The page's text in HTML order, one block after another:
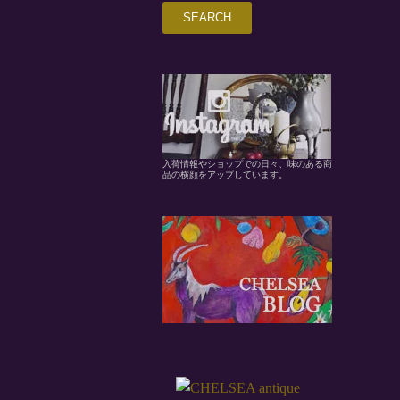
入荷情報やショップでの日々、味のある商
品の横顔をアップしています。